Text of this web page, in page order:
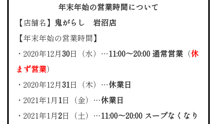
年末年始の営業時間について
【店舗名】 鬼がらし 岩沼店
【年末年始の営業時間】
・2020年12月30日（水）…11:00～20:00 通常営業 （休
まず営業）
・2020年12月31日（木）…休業日
・2021年1月1日（金）…休業日
・2021年1月2日（土）…11:00～20:00 スープなくなり